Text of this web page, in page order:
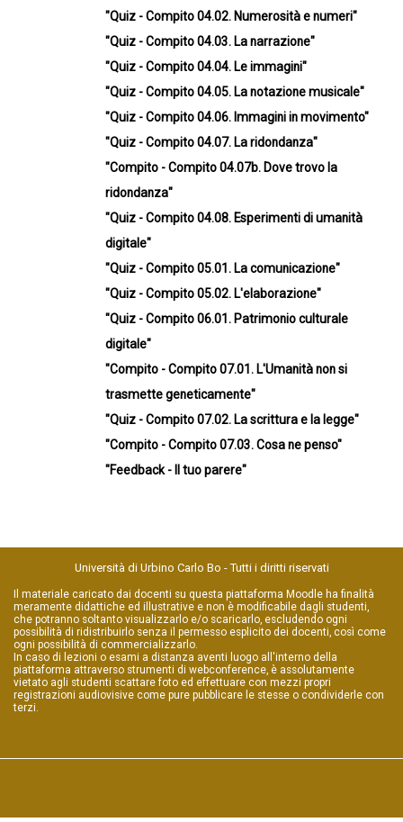
"Quiz - Compito 04.02. Numerosità e numeri"
"Quiz - Compito 04.03. La narrazione"
"Quiz - Compito 04.04. Le immagini"
"Quiz - Compito 04.05. La notazione musicale"
"Quiz - Compito 04.06. Immagini in movimento"
"Quiz - Compito 04.07. La ridondanza"
"Compito - Compito 04.07b. Dove trovo la
ridondanza"
"Quiz - Compito 04.08. Esperimenti di umanità
digitale"
"Quiz - Compito 05.01. La comunicazione"
"Quiz - Compito 05.02. L'elaborazione"
"Quiz - Compito 06.01. Patrimonio culturale
digitale"
"Compito - Compito 07.01. L'Umanità non si
trasmette geneticamente"
"Quiz - Compito 07.02. La scrittura e la legge"
"Compito - Compito 07.03. Cosa ne penso"
"Feedback - Il tuo parere"
Università di Urbino Carlo Bo - Tutti i diritti riservati
Il materiale caricato dai docenti su questa piattaforma Moodle ha finalità
meramente didattiche ed illustrative e non è modificabile dagli studenti,
che potranno soltanto visualizzarlo e/o scaricarlo, escludendo ogni
possibilità di ridistribuirlo senza il permesso esplicito dei docenti, così come
ogni possibilità di commercializzarlo.
In caso di lezioni o esami a distanza aventi luogo all'interno della
piattaforma attraverso strumenti di webconference, è assolutamente
vietato agli studenti scattare foto ed effettuare con mezzi propri
registrazioni audiovisive come pure pubblicare le stesse o condividerle con
terzi.